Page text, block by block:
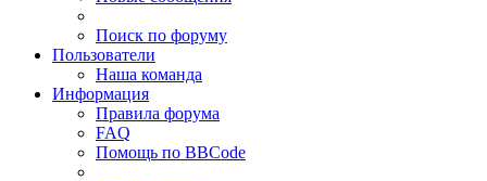
Поиск по форуму
Пользователи
Наша команда
Информация
Правила форума
FAQ
Помощь по BBCode